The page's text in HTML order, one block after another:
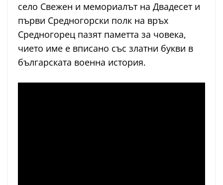
село Свежен и мемориалът на Двадесет и
първи Средногорски полк на връх
Средногорец пазят паметта за човека,
чието име е вписано със златни букви в
българската военна история.